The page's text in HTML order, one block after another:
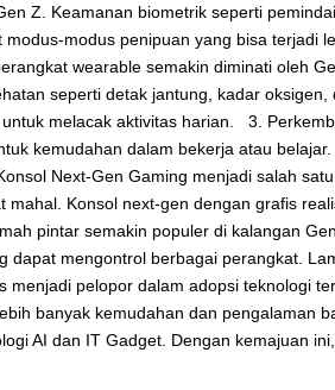
Z. Keamanan biometrik seperti
modus penipuan yang bisa
wearable semakin diminati oleh
seperti detak jantung, kadar
melacak aktivitas harian. 3.
kemudahan dalam bekerja atau
Next-Gen Gaming menjadi salah
mahal. Konsol next-gen dengan grafis
pintar semakin populer di kalangan
dapat mengontrol berbagai perangkat.
pelopor dalam adopsi teknologi
banyak kemudahan dan pengalaman
AI dan IT Gadget. Dengan kemajuan